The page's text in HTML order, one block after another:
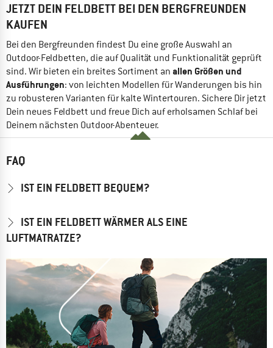
JETZT DEIN FELDBETT BEI DEN BERGFREUNDEN
KAUFEN
Bei den Bergfreunden findest Du eine große Auswahl an
Outdoor-Feldbetten, die auf Qualität und Funktionalität geprüft
sind. Wir bieten ein breites Sortiment an allen Größen und
Ausführungen: von leichten Modellen für Wanderungen bis hin
zu robusteren Varianten für kalte Wintertouren. Sichere Dir jetzt
Dein neues Feldbett und freue Dich auf erholsamen Schlaf bei
Deinem nächsten Outdoor-Abenteuer.
FAQ
IST EIN FELDBETT BEQUEM?
IST EIN FELDBETT WÄRMER ALS EINE
LUFTMATRATZE?